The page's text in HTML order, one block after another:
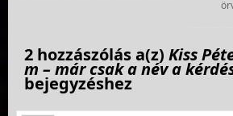
2 hozzászólás a(z) Kiss
m – már csak a név a
bejegyzéshez